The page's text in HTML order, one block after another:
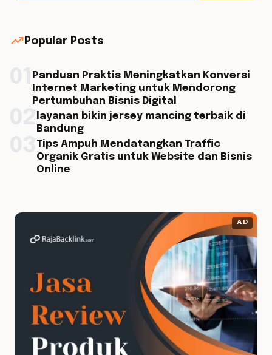
trending_up Popular Posts
Panduan Praktis Meningkatkan Konversi
Internet Marketing untuk Mendorong
Pertumbuhan Bisnis Digital
layanan bikin jersey mancing terbaik di
Bandung
Tips Ampuh Mendatangkan Traffic
Organik Gratis untuk Website dan Bisnis
Online
AD